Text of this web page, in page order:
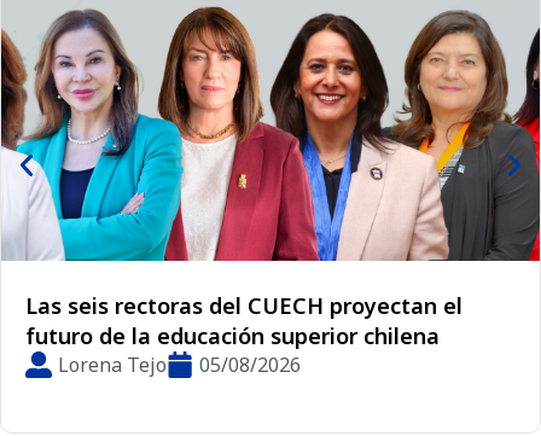
Las seis rectoras del CUECH proyectan el
futuro de la educación superior chilena
Lorena Tejo 05/08/2026